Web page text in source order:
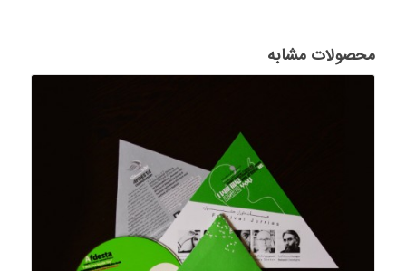
محصولات مشابه